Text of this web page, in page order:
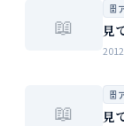
📖
🗄
見
📖
🗄
見